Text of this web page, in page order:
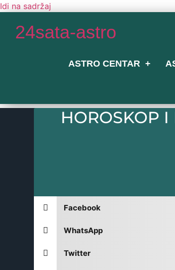
Idi na sadržaj
24sata-astro
ASTRO CENTAR
HOROSKOP I
Facebook
WhatsApp
Twitter